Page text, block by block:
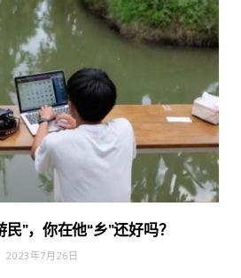
”，你在他“乡”还好吗？
2023年7月26日